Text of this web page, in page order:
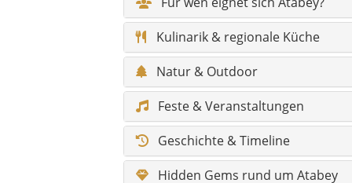
Sagen & Erzählungen
Klima & beste Reisezeit
Wandertouren & Naturpfade
Barrierefreiheit & Komfort
Infos für Reisende mit